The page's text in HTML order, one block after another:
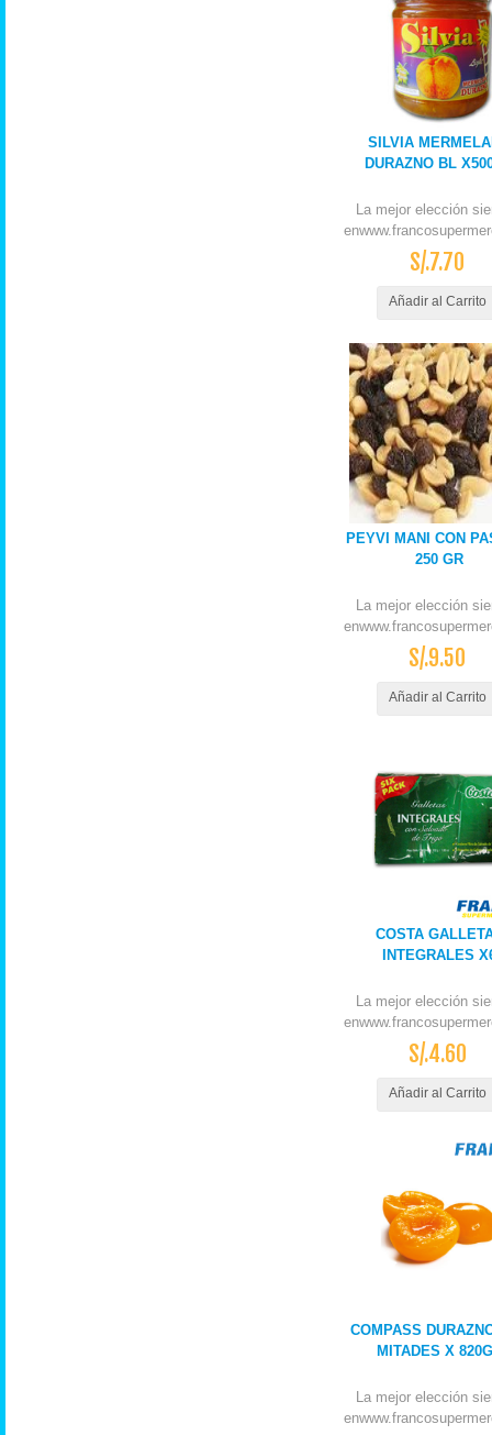
SILVIA
DURAZNO BL
La mejor elección
S/.7.70
Añadir al Carrito
PEYVI MANI CON
250 GR
La mejor elección
S/.9.50
Añadir al Carrito
COSTA
INTEGRALES
La mejor elección
S/.4.60
Añadir al Carrito
COMPASS
MITADES X
La mejor elección